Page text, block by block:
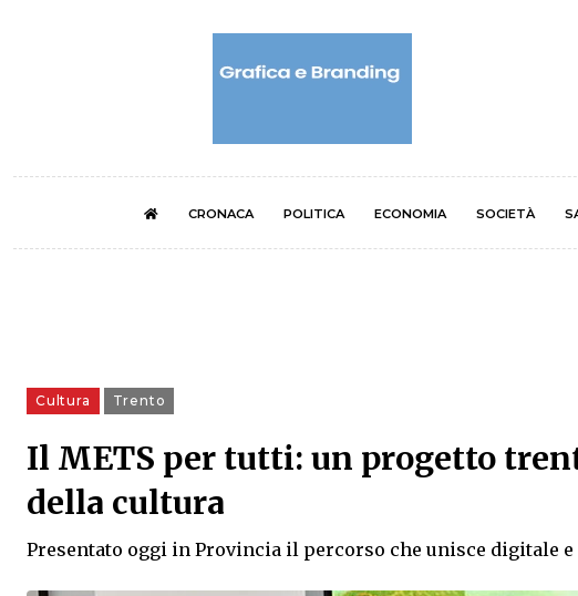
CRONACA POLITICA ECONOMIA SOCIETÀ
Cultura Trento
Il METS per tutti: un progetto
della cultura
Presentato oggi in Provincia il percorso che unisce digitale